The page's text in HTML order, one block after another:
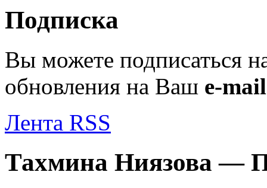
Подписка
Вы можете подписаться
обновления на Ваш e-mail
Лента RSS
Тахмина Ниязова —